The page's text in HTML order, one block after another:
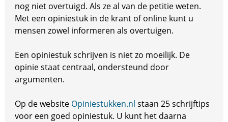
nog niet overtuigd. Als ze al van de petitie weten.
Met een opiniestuk in de krant of online kunt u
mensen zowel informeren als overtuigen.
Een opiniestuk schrijven is niet zo moeilijk. De
opinie staat centraal, ondersteund door
argumenten.
Op de website Opiniestukken.nl staan 25 schrijftips
voor een goed opiniestuk. U kunt het daarna